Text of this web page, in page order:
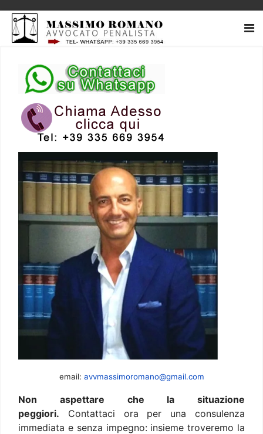
email: avvmassimoromano@gmail.com
Non aspettare che la situazione
peggiori. Contattaci ora per una consulenza
immediata e senza impegno: insieme troveremo la